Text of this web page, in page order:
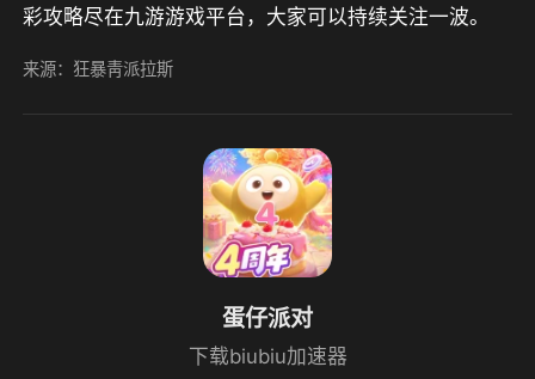
彩攻略尽在九游游戏平台，大家可以持续关注一波。
来源：狂暴靑派拉斯
蛋仔派对
下载biubiu加速器